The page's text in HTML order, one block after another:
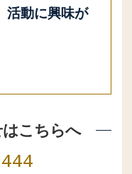
活動に興味が
こちらへ